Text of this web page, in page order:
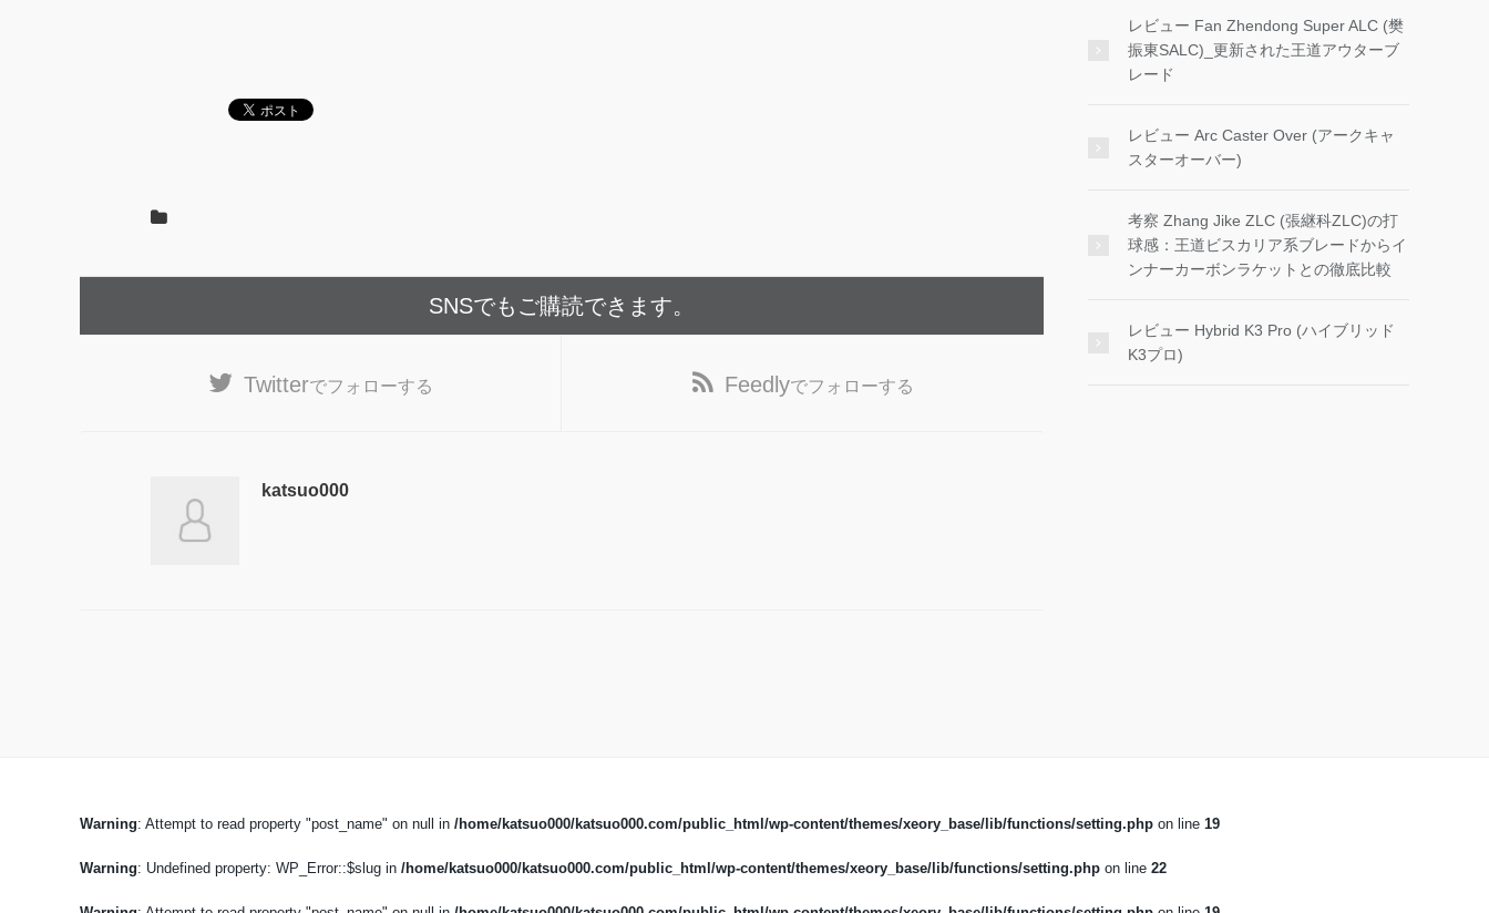
SNSでもご購読できます。
Twitterでフォローする Feedlyでフォローする
katsuo000
レビュー Fan Zhendong Super ALC (樊
振東SALC)_更新された王道アウターブ
レード
レビュー Arc Caster Over (アークキャ
スターオーバー)
考察 Zhang Jike ZLC (張継科ZLC)の打
球感：王道ビスカリア系ブレードからイ
ンナーカーボンラケットとの徹底比較
レビュー Hybrid K3 Pro (ハイブリッド
K3プロ)
Warning: Attempt to read property "post_name" on null in /home/katsuo000/katsuo000.com/public_html/wp-content/themes/xeory_base/lib/functions/setting.php on line 19
Warning: Undefined property: WP_Error::$slug in /home/katsuo000/katsuo000.com/public_html/wp-content/themes/xeory_base/lib/functions/setting.php on line 22